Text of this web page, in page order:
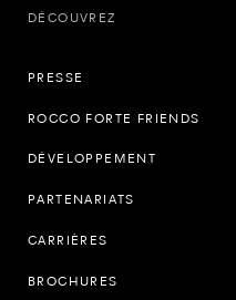
DÉCOUVREZ
PRESSE
ROCCO FORTE FRIENDS
DÉVELOPPEMENT
PARTENARIATS
CARRIÈRES
BROCHURES